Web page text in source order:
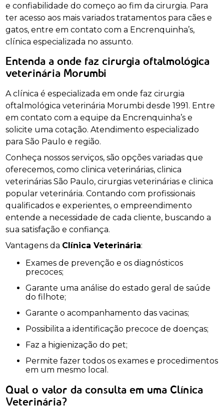
e confiabilidade do começo ao fim da cirurgia. Para
ter acesso aos mais variados tratamentos para cães e
gatos, entre em contato com a Encrenquinha’s,
clínica especializada no assunto.
Entenda a onde faz cirurgia oftalmológica
veterinária Morumbi
A clínica é especializada em onde faz cirurgia
oftalmológica veterinária Morumbi desde 1991. Entre
em contato com a equipe da Encrenquinha’s e
solicite uma cotação. Atendimento especializado
para São Paulo e região.
Conheça nossos serviços, são opções variadas que
oferecemos, como clinica veterinárias, clinica
veterinárias São Paulo, cirurgias veterinárias e clinica
popular veterinária. Contando com profissionais
qualificados e experientes, o empreendimento
entende a necessidade de cada cliente, buscando a
sua satisfação e confiança.
Vantagens da Clínica Veterinária:
Exames de prevenção e os diagnósticos
precoces;
Garante uma análise do estado geral de saúde
do filhote;
Garante o acompanhamento das vacinas;
Possibilita a identificação precoce de doenças;
Faz a higienização do pet;
Permite fazer todos os exames e procedimentos
em um mesmo local.
Qual o valor da consulta em uma Clínica
Veterinária?